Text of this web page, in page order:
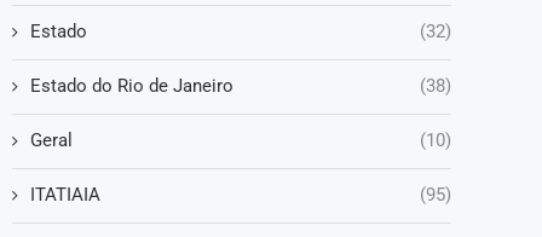
Estado (32)
Estado do Rio de Janeiro (38)
Geral (10)
ITATIAIA (95)